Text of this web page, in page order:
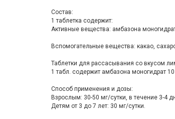
Состав:
1 таблетка содержит:
Активные вещества: амбазона
Вспомогательные вещества: какао,
Таблетки для рассасывания со вкусом
1 табл. содержит амбазона моногидрат
Способ применения и дозы:
Взрослым: 30-50 мг/сутки, в течение 3-4
Детям от 3 до 7 лет: 30 мг/сутки.